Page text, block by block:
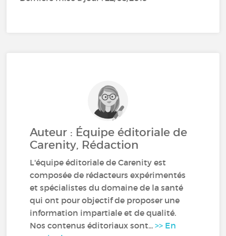
Auteur : Équipe éditoriale de
Carenity, Rédaction
L'équipe éditoriale de Carenity est
composée de rédacteurs expérimentés
et spécialistes du domaine de la santé
qui ont pour objectif de proposer une
information impartiale et de qualité.
Nos contenus éditoriaux sont...>> En